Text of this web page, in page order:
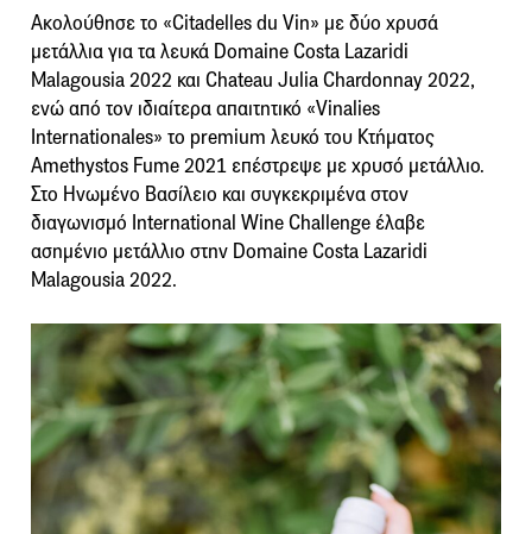
Ακολούθησε το «Citadelles du Vin» με δύο χρυσά
μετάλλια για τα λευκά Domaine Costa Lazaridi
Malagousia 2022 και Chateau Julia Chardonnay 2022,
ενώ από τον ιδιαίτερα απαιτητικό «Vinalies
Internationales» το premium λευκό του Κτήματος
Amethystos Fume 2021 επέστρεψε με χρυσό μετάλλιο.
Στο Ηνωμένο Βασίλειο και συγκεκριμένα στον
διαγωνισμό International Wine Challenge έλαβε
ασημένιο μετάλλιο στην Domaine Costa Lazaridi
Malagousia 2022.